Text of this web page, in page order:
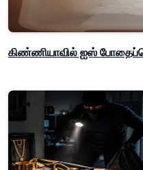
கிண்ணியாவில் ஐஸ்